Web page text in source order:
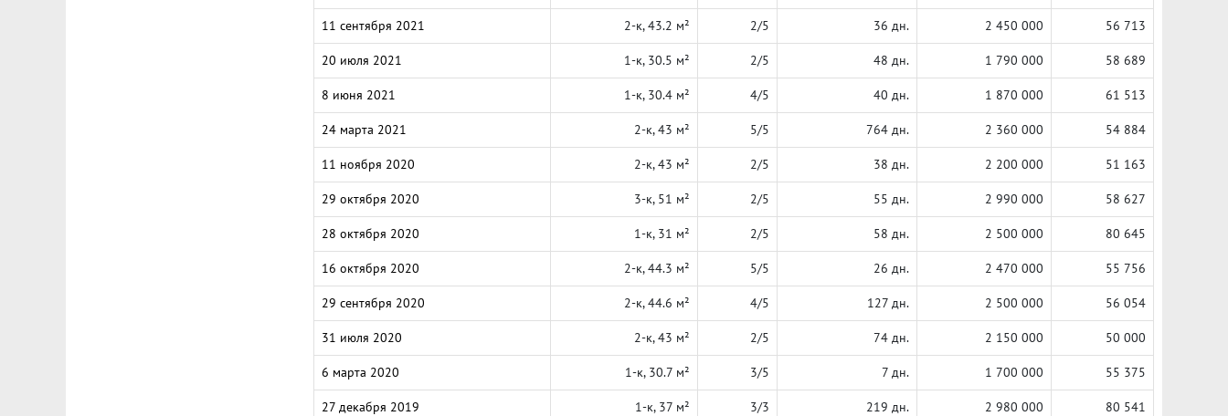
11 сентября 2021 2-к, 43.2 м² 2/5 36 дн. 2 450 000 56 713
20 июля 2021 1-к, 30.5 м² 2/5 48 дн. 1 790 000 58 689
8 июня 2021 1-к, 30.4 м² 4/5 40 дн. 1 870 000 61 513
24 марта 2021 2-к, 43 м² 5/5 764 дн. 2 360 000 54 884
11 ноября 2020 2-к, 43 м² 2/5 38 дн. 2 200 000 51 163
29 октября 2020 3-к, 51 м² 2/5 55 дн. 2 990 000 58 627
28 октября 2020 1-к, 31 м² 2/5 58 дн. 2 500 000 80 645
16 октября 2020 2-к, 44.3 м² 5/5 26 дн. 2 470 000 55 756
29 сентября 2020 2-к, 44.6 м² 4/5 127 дн. 2 500 000 56 054
31 июля 2020 2-к, 43 м² 2/5 74 дн. 2 150 000 50 000
6 марта 2020 1-к, 30.7 м² 3/5 7 дн. 1 700 000 55 375
27 декабря 2019 1-к, 37 м² 3/3 219 дн. 2 980 000 80 541